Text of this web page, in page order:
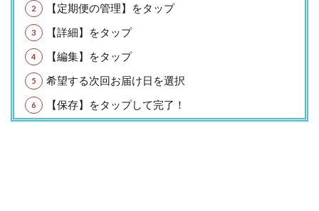
【定期便の管理】をタップ
【詳細】をタップ
【編集】をタップ
希望する次回お届け日を選択
【保存】をタップして完了！